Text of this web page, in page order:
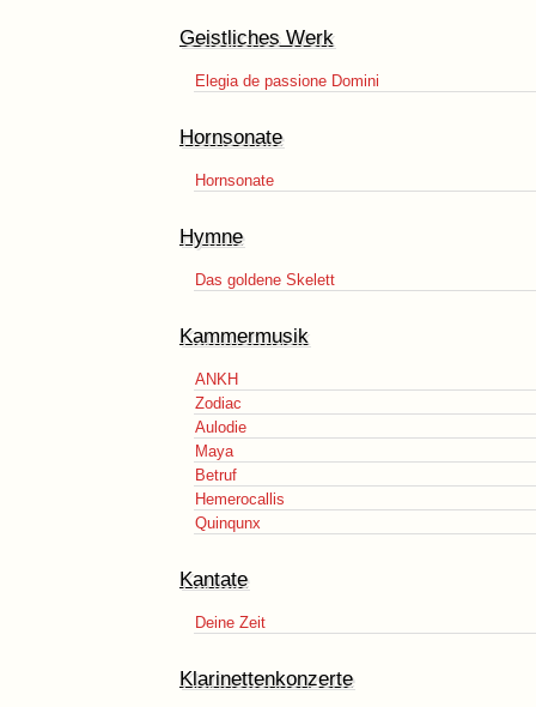
Geistliches Werk
Elegia de passione Domini
Hornsonate
Hornsonate
Hymne
Das goldene Skelett
Kammermusik
ANKH
Zodiac
Aulodie
Maya
Betruf
Hemerocallis
Quinqunx
Kantate
Deine Zeit
Klarinettenkonzerte